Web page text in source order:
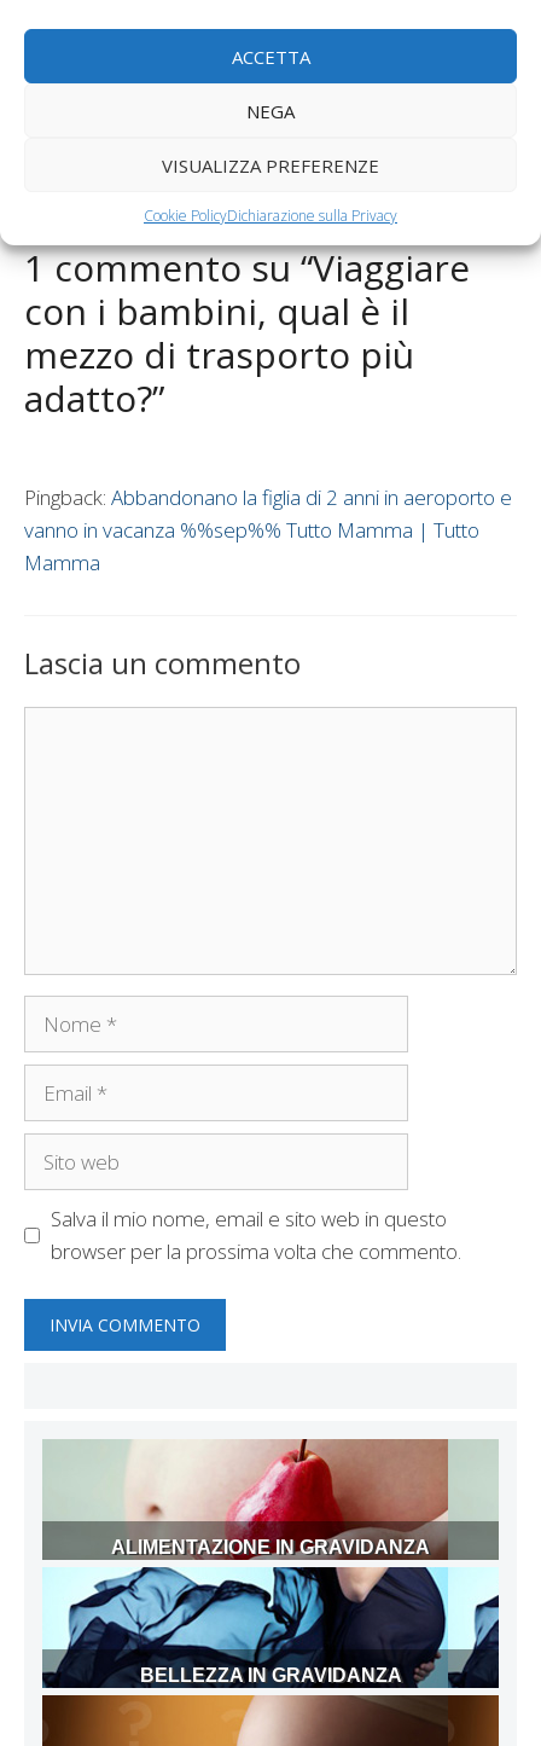
ACCETTA
NEGA
VISUALIZZA PREFERENZE
Cookie PolicyDichiarazione sulla Privacy
viaggiare in aereo con i bambini
Fitness post partum, quando ricominciare a fare
Medtronic Diabetes Junior Cup, dal 9 all’11 giugno a
1 commento su “Viaggiare
con i bambini, qual è il
mezzo di trasporto più
adatto?”
Pingback: Abbandonano la figlia di 2 anni in aeroporto e
vanno in vacanza %%sep%% Tutto Mamma | Tutto
Mamma
Lascia un commento
Nome
Email
Sito
Salva il mio nome, email e sito web in questo
browser per la prossima volta che commento.
ALIMENTAZIONE IN GRAVIDANZA
BELLEZZA IN GRAVIDANZA